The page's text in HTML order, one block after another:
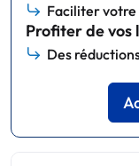
Faciliter votre
Profiter de vos
Des